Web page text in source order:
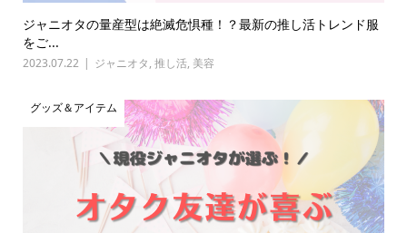
ジャニオタの量産型は絶滅危惧種！？最新の推し活トレンド服
をご...
2023.07.22 ジャニオタ, 推し活, 美容
グッズ＆アイテム